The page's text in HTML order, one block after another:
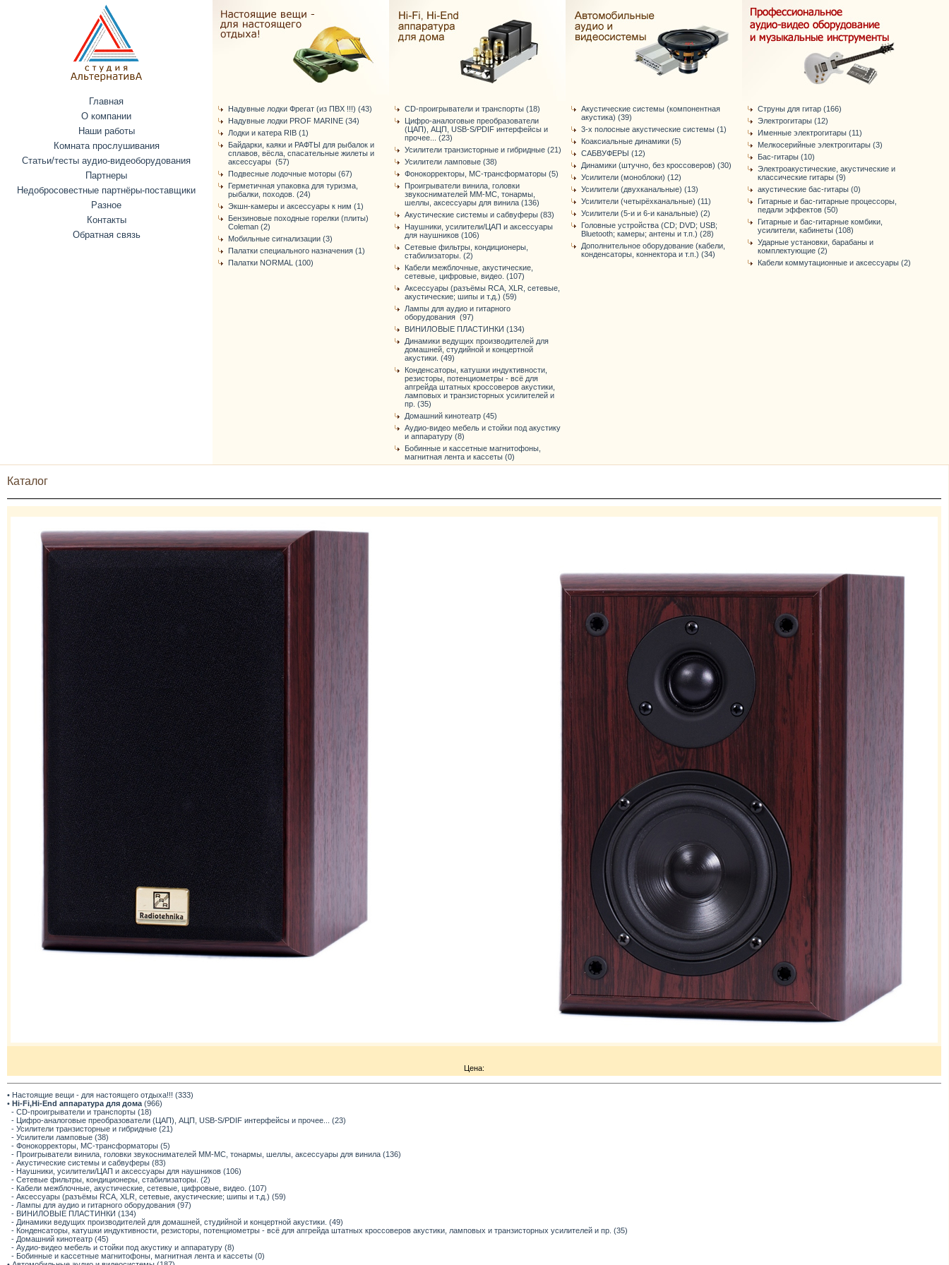
Главная
О компании
Наши работы
Комната прослушивания
Статьи/тесты аудио-видеоборудования
Партнеры
Недобросовестные партнёры-поставщики
Разное
Контакты
Обратная связь
Надувные лодки Фрегат (из ПВХ !!!) (43)
Надувные лодки PROF MARINE (34)
Лодки и катера RIB (1)
Байдарки, каяки и РАФТЫ для рыбалок и
сплавов, вёсла, спасательные жилеты и
аксессуары (57)
Подвесные лодочные моторы (67)
Герметичная упаковка для туризма,
рыбалки, походов. (24)
Экшн-камеры и аксессуары к ним (1)
Бензиновые походные горелки (плиты)
Coleman (2)
Мобильные сигнализации (3)
Палатки специального назначения (1)
Палатки NORMAL (100)
CD-проигрыватели и транспорты (18)
Цифро-аналоговые преобразователи
(ЦАП), АЦП, USB-S/PDIF интерфейсы и
прочее... (23)
Усилители транзисторные и гибридные (21)
Усилители ламповые (38)
Фонокорректоры, МС-трансформаторы (5)
Проигрыватели винила, головки
звукоснимателей ММ-МС, тонармы,
шеллы, аксессуары для винила (136)
Акустические системы и сабвуферы (83)
Наушники, усилители/ЦАП и аксессуары
для наушников (106)
Сетевые фильтры, кондиционеры,
стабилизаторы. (2)
Кабели межблочные, акустические,
сетевые, цифровые, видео. (107)
Аксессуары (разъёмы RCA, XLR, сетевые,
акустические; шипы и т.д.) (59)
Лампы для аудио и гитарного
оборудования (97)
ВИНИЛОВЫЕ ПЛАСТИНКИ (134)
Динамики ведущих производителей для
домашней, студийной и концертной
акустики. (49)
Конденсаторы, катушки индуктивности,
резисторы, потенциометры - всё для
апгрейда штатных кроссоверов акустики,
ламповых и транзисторных усилителей и
пр. (35)
Домашний кинотеатр (45)
Аудио-видео мебель и стойки под акустику
и аппаратуру (8)
Бобинные и кассетные магнитофоны,
магнитная лента и кассеты (0)
Акустические системы (компонентная
акустика) (39)
3-х полосные акустические системы (1)
Коаксиальные динамики (5)
САБВУФЕРЫ (12)
Динамики (штучно, без кроссоверов) (30)
Усилители (моноблоки) (12)
Усилители (двухканальные) (13)
Усилители (четырёхканальные) (11)
Усилители (5-и и 6-и канальные) (2)
Головные устройства (CD; DVD; USB;
Bluetooth; камеры; антены и т.п.) (28)
Дополнительное оборудование (кабели,
конденсаторы, коннектора и т.п.) (34)
Струны для гитар (166)
Электрогитары (12)
Именные электрогитары (11)
Мелкосерийные электрогитары (3)
Бас-гитары (10)
Электроакустические, акустические и
классические гитары (9)
акустические бас-гитары (0)
Гитарные и бас-гитарные процессоры,
педали эффектов (50)
Гитарные и бас-гитарные комбики,
усилители, кабинеты (108)
Ударные установки, барабаны и
комплектующие (2)
Кабели коммутационные и аксессуары (2)
Каталог
Цена:
• Настоящие вещи - для настоящего отдыха!!! (333)
• Hi-Fi,Hi-End аппаратура для дома (966)
- CD-проигрыватели и транспорты (18)
- Цифро-аналоговые преобразователи (ЦАП), АЦП, USB-S/PDIF интерфейсы и прочее... (23)
- Усилители транзисторные и гибридные (21)
- Усилители ламповые (38)
- Фонокорректоры, МС-трансформаторы (5)
- Проигрыватели винила, головки звукоснимателей ММ-МС, тонармы, шеллы, аксессуары для винила (136)
- Акустические системы и сабвуферы (83)
- Наушники, усилители/ЦАП и аксессуары для наушников (106)
- Сетевые фильтры, кондиционеры, стабилизаторы. (2)
- Кабели межблочные, акустические, сетевые, цифровые, видео. (107)
- Аксессуары (разъёмы RCA, XLR, сетевые, акустические; шипы и т.д.) (59)
- Лампы для аудио и гитарного оборудования (97)
- ВИНИЛОВЫЕ ПЛАСТИНКИ (134)
- Динамики ведущих производителей для домашней, студийной и концертной акустики. (49)
- Конденсаторы, катушки индуктивности, резисторы, потенциометры - всё для апгрейда штатных кроссоверов акустики, ламповых и транзисторных усилителей и пр. (35)
- Домашний кинотеатр (45)
- Аудио-видео мебель и стойки под акустику и аппаратуру (8)
- Бобинные и кассетные магнитофоны, магнитная лента и кассеты (0)